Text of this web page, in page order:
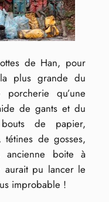
de Han, pour
plus grande du
qu’une
de gants et du
de papier,
tétines de gosses,
ancienne boite à
pu lancer le
improbable !